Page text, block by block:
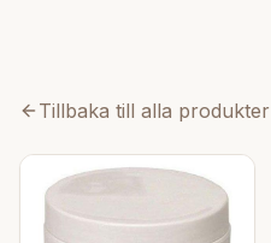
Tillbaka till alla produkter